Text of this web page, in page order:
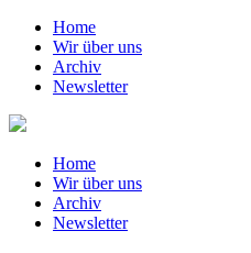
Home
Wir über uns
Archiv
Newsletter
Home
Wir über uns
Archiv
Newsletter